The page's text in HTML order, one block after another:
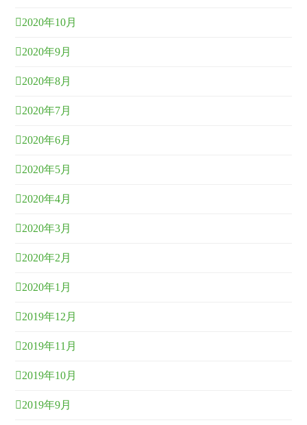
2020年10月
2020年9月
2020年8月
2020年7月
2020年6月
2020年5月
2020年4月
2020年3月
2020年2月
2020年1月
2019年12月
2019年11月
2019年10月
2019年9月